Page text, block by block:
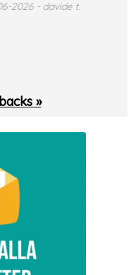
2026 - davide t.
»